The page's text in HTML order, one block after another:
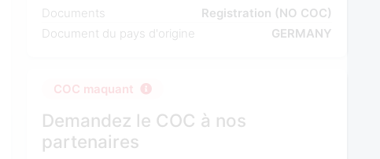
Documents
Registration (NO COC)
Document du pays d'origine
GERMANY
COC maquant
Demandez le COC à nos
partenaires